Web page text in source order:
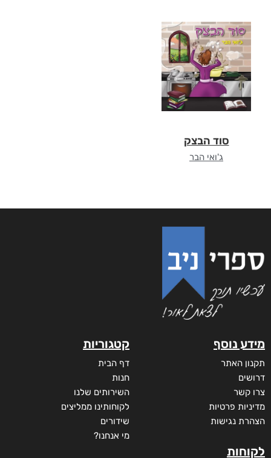
סוד הבצק
ג'ואי הבר
מידע נוסף
תקנון האתר
דרושים
צרו קשר
מדיניות פרטיות
הצהרת נגישות
לקוחות
קטגוריות
דף הבית
חנות
השירותים שלנו
לקוחותינו ממליצים
שידורים
מי אנחנו?